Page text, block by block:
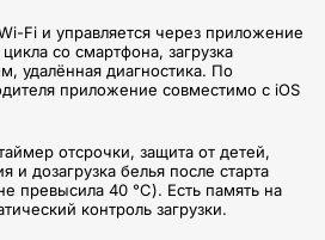
Fi и управляется через приложение
со смартфона, загрузка
удалённая диагностика. По
приложение совместимо с iOS
отсрочки, защита от детей,
и дозагрузка белья после старта
превысила 40 °С). Есть память на
контроль загрузки.